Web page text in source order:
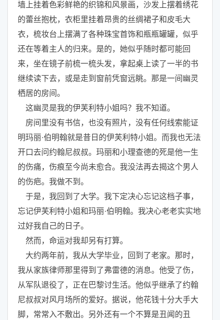
墙上挂着色彩鲜艳的织锦和风景画，沙发上摆着绣花
的蕾丝抱枕，衣柜里挂着昂贵的丝绸裙子和皮毛大
衣，梳妆台上摆满了各种珠宝首饰和瓶瓶罐罐，似乎
还在等着主人的归来。是的，她似乎随时都可能回
来，坐在镜子前梳一梳头发，拿起桌上读了一半的书
继续读下去，或是走到窗前凭窗远眺。那是一间幽灵
栖居的房间。
这幽灵是我的伊芙利特小姐吗？我不知道。
房间里没有书信，也没有照片，没有任何线索能证
明玛丽·伯明翰就是昔日的伊芙利特小姐。而我也无法
开口去问约翰尼叔叔。玛丽和小理查德的死是他一生
的伤痛，伤痕至今尚未愈合。我没法再去揭这个男人
的伤疤。我做不到。
于是，我回到了大学。我下定决心忘记这档子事，
忘记伊芙利特小姐和玛丽·伯明翰。我决心老老实实地
过好我自己的日子。
然而，命运对我却另有打算。
大约两年前，我从大学毕业，回到了老家。那时，
我从家族律师那里得到了弗雷德的消息。他受了伤，
从军队退役了，正在巴黎讨生活。他似乎继承了约翰
尼叔叔对风月场所的爱好。据说，他花钱十分大手大
脚，常常入不敷出。另外还有一个不算是丑闻的丑